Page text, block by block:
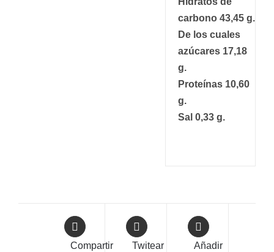
carbono 43,45 g.
De los cuales
azúcares 17,18
g.
Proteínas 10,60
g.
Sal 0,33 g.
Compartir
Twitear
Añadir